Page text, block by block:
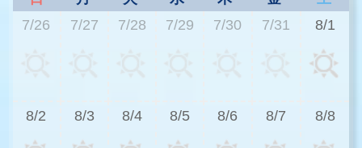
7/26
7/27 7/28 7/29 7/30 7/31 8/1
8/2 8/3 8/4 8/5 8/6 8/7 8/8